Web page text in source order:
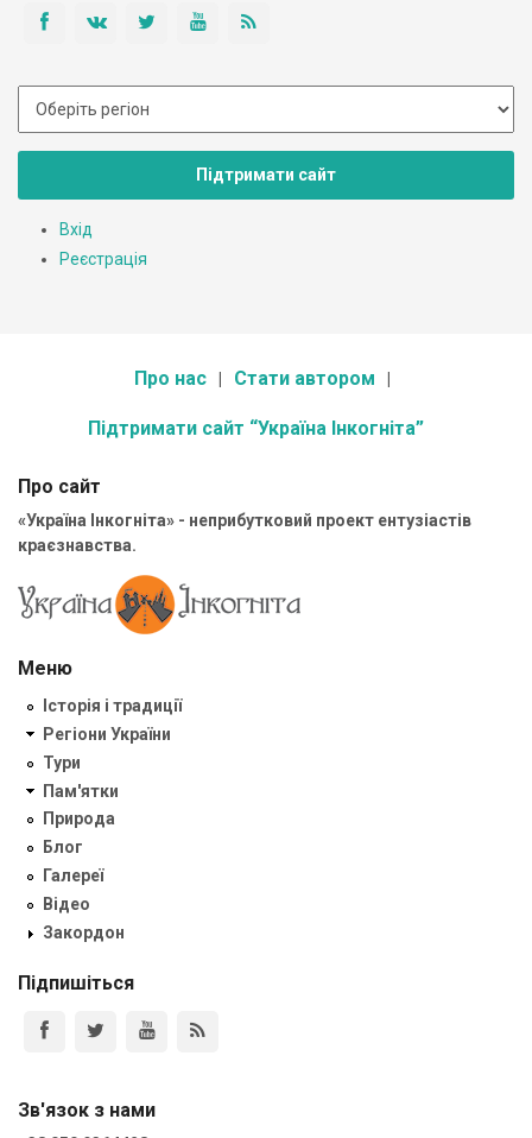
Підтримати сайт
Вхід
Реєстрація
Про нас Стати автором
Підтримати сайт “Україна Інкогніта”
Про сайт
«Україна Інкогніта» - неприбутковий проект ентузіастів
краєзнавства.
Меню
Історія і традиції
Регіони України
Тури
Пам'ятки
Природа
Блог
Галереї
Відео
Закордон
Підпишіться
Зв'язок з нами